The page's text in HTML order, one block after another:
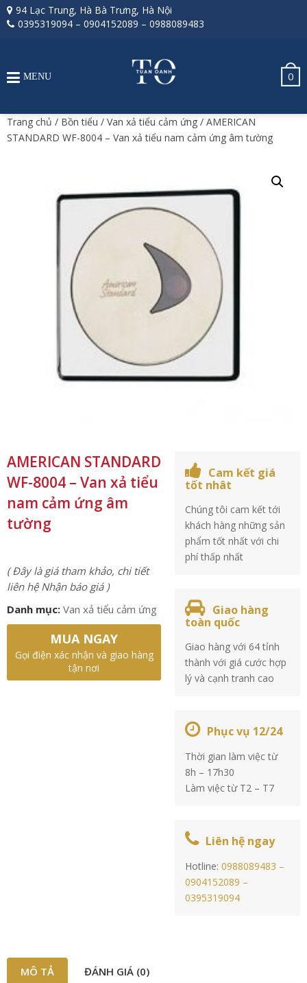
94 Lạc Trung, Hà Bà Trưng, Hà Nội
0395319094 – 0904152089 – 0988089483
0
MENU
Trang chủ / Bồn tiểu / Van xả tiểu cảm ứng / AMERICAN
STANDARD WF-8004 – Van xả tiểu nam cảm ứng âm tường
AMERICAN STANDARD
WF-8004 – Van xả tiểu
nam cảm ứng âm
tường
( Đây là giá tham khảo, chi tiết
liên hệ Nhận báo giá )
Danh mục: Van xả tiểu cảm ứng
MUA NGAY
Gọi điện xác nhận và giao hàng
tận nơi
Cam kết giá
tốt nhât
Chúng tôi cam kết tới
khách hàng những sản
phẩm tốt nhất với chi
phí thấp nhất
Giao hàng
toàn quốc
Giao hàng với 64 tỉnh
thành với giá cước hợp
lý và cạnh tranh cao
Phục vụ 12/24
Thời gian làm việc từ
8h – 17h30
Làm việc từ T2 – T7
Liên hệ ngay
Hotline:0988089483 –
0904152089 –
0395319094
MÔ TẢ ĐÁNH GIÁ (0)